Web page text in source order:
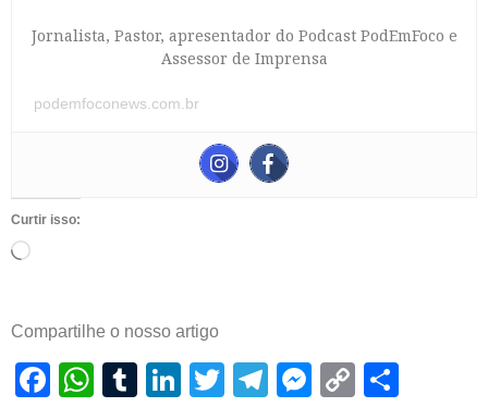
Jornalista, Pastor, apresentador do Podcast PodEmFoco e
Assessor de Imprensa
podemfoconews.com.br
Curtir isso:
Compartilhe o nosso artigo
Facebook
WhatsApp
Tumblr
LinkedIn
Twitter
Telegram
Messenger
Copy